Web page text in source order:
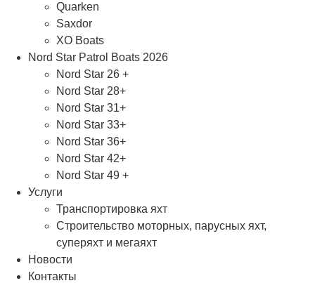
Quarken
Saxdor
XO Boats
Nord Star Patrol Boats 2026
Nord Star 26 +
Nord Star 28+
Nord Star 31+
Nord Star 33+
Nord Star 36+
Nord Star 42+
Nord Star 49 +
Услуги
Транспортировка яхт
Строительство моторных, парусных яхт,
суперяхт и мегаяхт
Новости
Контакты